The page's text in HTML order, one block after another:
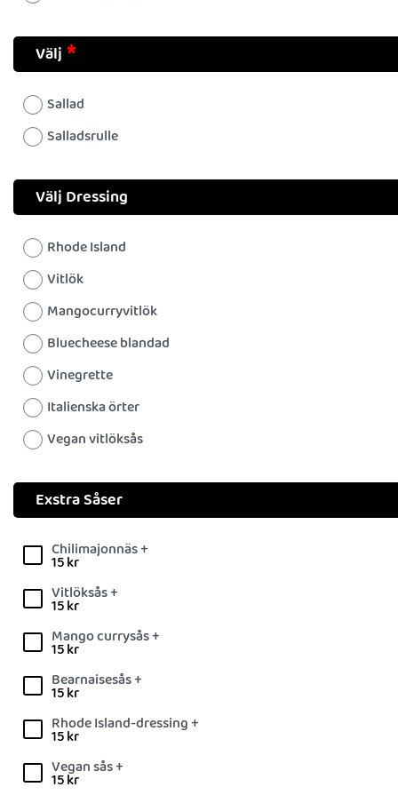
Välj
Sallad
Salladsrulle
Välj Dressing
Rhode Island
Vitlök
Mangocurryvitlök
Bluecheese blandad
Vinegrette
Italienska örter
Vegan vitlöksås
Exstra Såser
Chilimajonnäs +
15kr
Vitlöksås +
15kr
Mango currysås +
15kr
Bearnaisesås +
15kr
Rhode Island-dressing +
15kr
Vegan sås +
15kr